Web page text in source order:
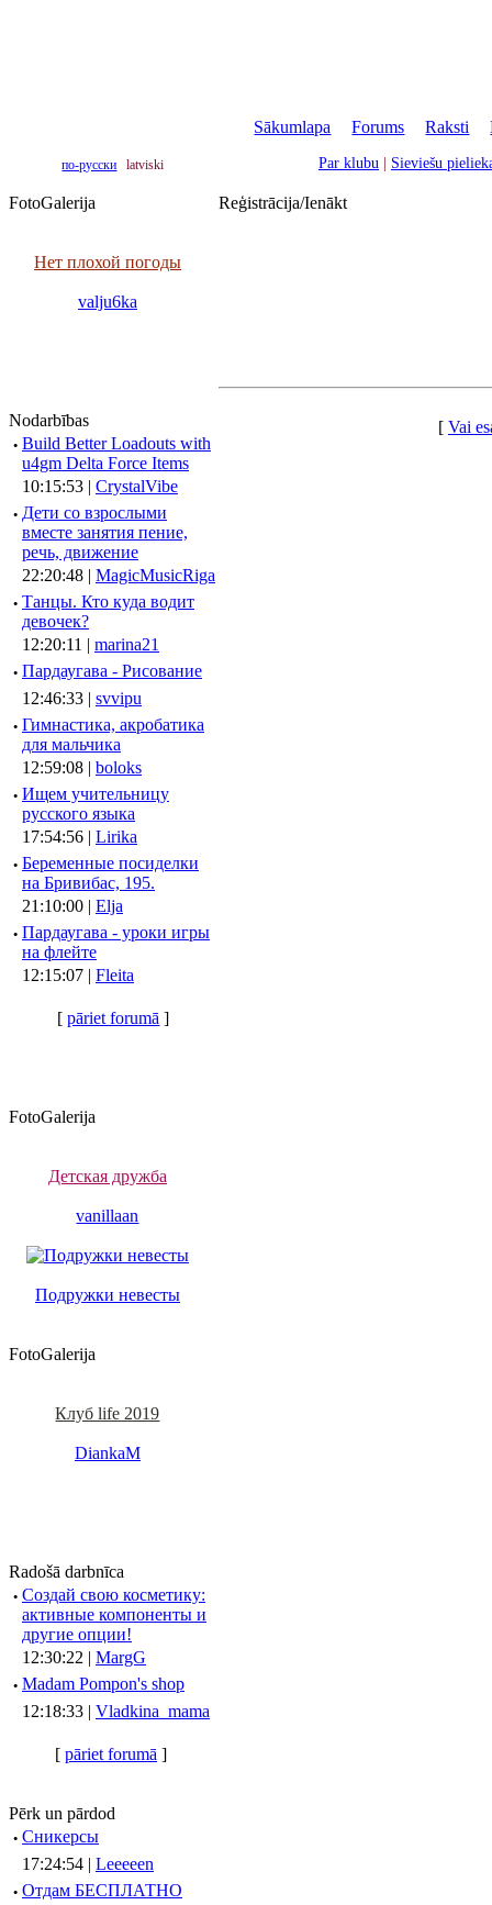
Sākumlapa |Forums |Raksti |
по-русски latviski Par klubu Sieviešu
FotoGalerija
Нет плохой погоды
valju6ka
Nodarbības
· Build Better Loadouts with
u4gm Delta Force Items
10:15:53 | CrystalVibe
· Дети со взрослыми
вместе занятия пение,
речь, движение
22:20:48 | MagicMusicRiga
· Танцы. Кто куда водит
девочек?
12:20:11 | marina21
· Пардаугава - Рисование
12:46:33 | svvipu
· Гимнастика, акробатика
для мальчика
12:59:08 | boloks
· Ищем учительницу
русского языка
17:54:56 | Lirika
· Беременные посиделки
на Бривибас, 195.
21:10:00 | Elja
· Пардаугава - уроки игры
на флейте
12:15:07 | Fleita
[pāriet forumā ]
FotoGalerija
Детская дружба
vanillaan
Подружки невесты
FotoGalerija
Клуб life 2019
DiankaM
Radošā darbnīca
· Создай свою косметику:
активные компоненты и
другие опции!
12:30:22 | MargG
· Madam Pompon's shop
12:18:33 | Vladkina_mama
[ pāriet forumā ]
Pērk un pārdod
· Сникерсы
17:24:54 | Leeeeen
· Отдам БЕСПЛАТНО
Reģistrācija/Ienākt
[ Vai